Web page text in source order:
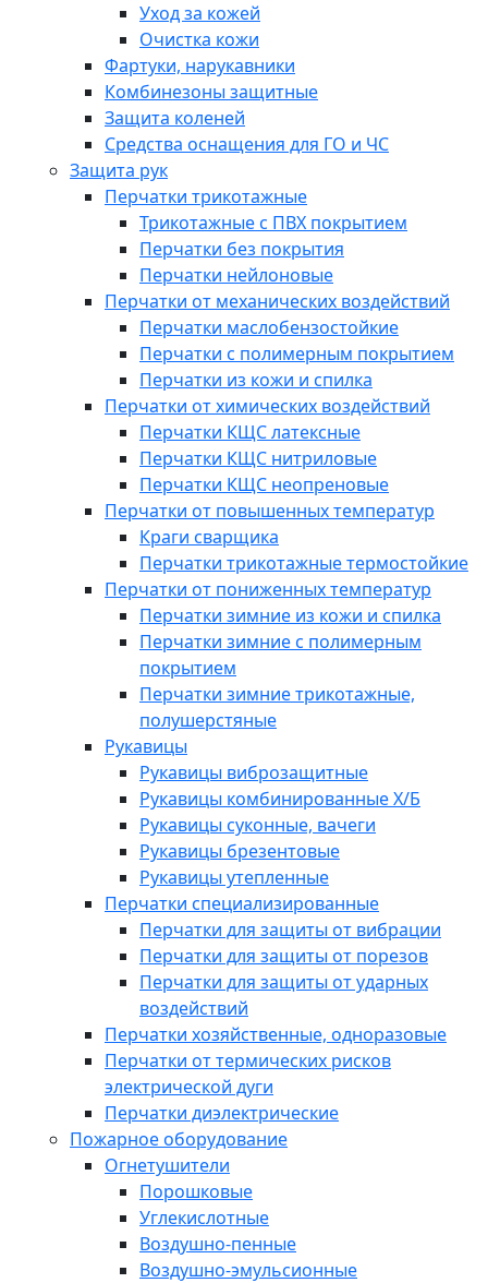
Уход за кожей
Очистка кожи
Фартуки, нарукавники
Комбинезоны защитные
Защита коленей
Средства оснащения для ГО и ЧС
Защита рук
Перчатки трикотажные
Трикотажные с ПВХ покрытием
Перчатки без покрытия
Перчатки нейлоновые
Перчатки от механических воздействий
Перчатки маслобензостойкие
Перчатки с полимерным покрытием
Перчатки из кожи и спилка
Перчатки от химических воздействий
Перчатки КЩС латексные
Перчатки КЩС нитриловые
Перчатки КЩС неопреновые
Перчатки от повышенных температур
Краги сварщика
Перчатки трикотажные термостойкие
Перчатки от пониженных температур
Перчатки зимние из кожи и спилка
Перчатки зимние с полимерным
покрытием
Перчатки зимние трикотажные,
полушерстяные
Рукавицы
Рукавицы виброзащитные
Рукавицы комбинированные Х/Б
Рукавицы суконные, вачеги
Рукавицы брезентовые
Рукавицы утепленные
Перчатки специализированные
Перчатки для защиты от вибрации
Перчатки для защиты от порезов
Перчатки для защиты от ударных
воздействий
Перчатки хозяйственные, одноразовые
Перчатки от термических рисков
электрической дуги
Перчатки диэлектрические
Пожарное оборудование
Огнетушители
Порошковые
Углекислотные
Воздушно-пенные
Воздушно-эмульсионные